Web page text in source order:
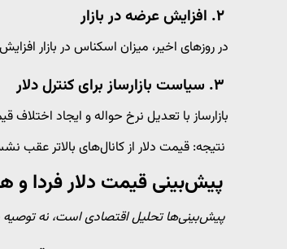
در روزهای اخیر، میزان اسکناس در بازار
بازارساز با تعدیل نرخ حواله و ایجاد اختلاف
نتیجه: قیمت دلار از کانال‌های بالاتر عقب
پیش‌بینی قیمت دلار فردا و
پیش‌بینی‌ها تحلیل اقتصادی است، نه